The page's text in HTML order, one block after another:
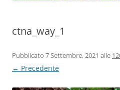
ctna_way_1
Pubblicato 7 Settembre, 2021 alle
← Precedente